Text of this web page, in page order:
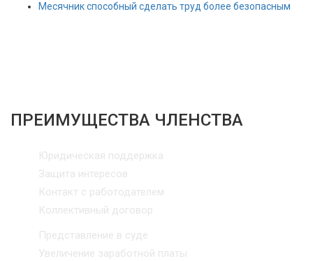
Месячник способный сделать труд более безопасным
ПРЕИМУЩЕСТВА ЧЛЕНСТВА
Юридическая поддержка
Защита интересов
Контакт с работодателем
Коллективный договор
Представление в суде
Увеличение заработной платы